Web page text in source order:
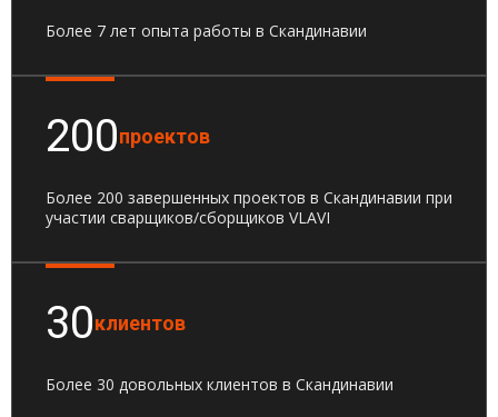
Более 7 лет опыта работы в Скандинавии
200проектов
Более 200 завершенных проектов в Скандинавии при
участии сварщиков/сборщиков VLAVI
30клиентов
Более 30 довольных клиентов в Скандинавии